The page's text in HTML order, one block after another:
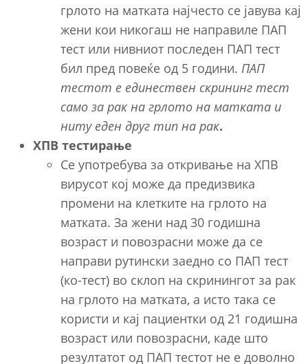
грлото на матката најчесто се јавува кај
жени кои никогаш не направиле ПАП
тест или нивниот последен ПАП тест
бил пред повеќе од 5 години. ПАП
тестот е единествен скрининг тест
само за рак на грлото на матката и
ниту еден друг тип на рак.
ХПВ тестирање
Се употребува за откривање на ХПВ
вирусот кој може да предизвика
промени на клетките на грлото на
матката. За жени над 30 годишна
возраст и повозрасни може да се
направи рутински заедно со ПАП тест
(ко-тест) во склоп на скринингот за рак
на грлото на матката, а исто така се
користи и кај пациентки од 21 годишна
возраст или повозрасни, каде што
резултатот од ПАП тестот не е доволно